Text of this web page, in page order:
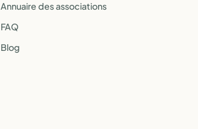
Annuaire des associations
FAQ
Blog